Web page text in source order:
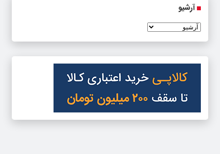
آرشیو